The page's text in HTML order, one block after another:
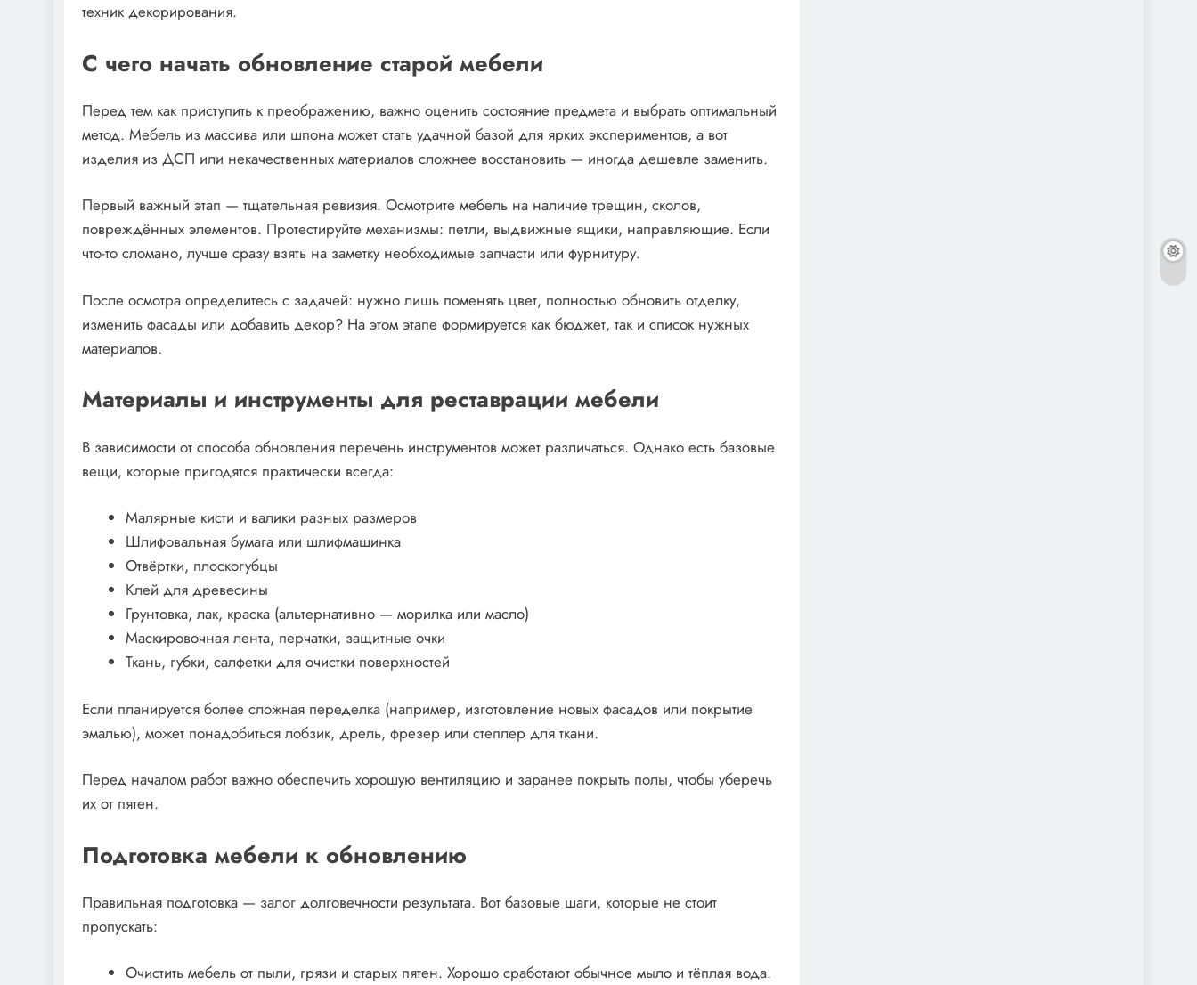
техник декорирования.
С чего начать обновление старой мебели
Перед тем как приступить к преображению, важно оценить состояние предмета и выбрать оптимальный
метод. Мебель из массива или шпона может стать удачной базой для ярких экспериментов, а вот
изделия из ДСП или некачественных материалов сложнее восстановить — иногда дешевле заменить.
Первый важный этап — тщательная ревизия. Осмотрите мебель на наличие трещин, сколов,
повреждённых элементов. Протестируйте механизмы: петли, выдвижные ящики, направляющие. Если
что-то сломано, лучше сразу взять на заметку необходимые запчасти или фурнитуру.
После осмотра определитесь с задачей: нужно лишь поменять цвет, полностью обновить отделку,
изменить фасады или добавить декор? На этом этапе формируется как бюджет, так и список нужных
материалов.
Материалы и инструменты для реставрации мебели
В зависимости от способа обновления перечень инструментов может различаться. Однако есть базовые
вещи, которые пригодятся практически всегда:
Малярные кисти и валики разных размеров
Шлифовальная бумага или шлифмашинка
Отвёртки, плоскогубцы
Клей для древесины
Грунтовка, лак, краска (альтернативно — морилка или масло)
Маскировочная лента, перчатки, защитные очки
Ткань, губки, салфетки для очистки поверхностей
Если планируется более сложная переделка (например, изготовление новых фасадов или покрытие
эмалью), может понадобиться лобзик, дрель, фрезер или степлер для ткани.
Перед началом работ важно обеспечить хорошую вентиляцию и заранее покрыть полы, чтобы уберечь
их от пятен.
Подготовка мебели к обновлению
Правильная подготовка — залог долговечности результата. Вот базовые шаги, которые не стоит
пропускать:
Очистить мебель от пыли, грязи и старых пятен. Хорошо сработают обычное мыло и тёплая вода.